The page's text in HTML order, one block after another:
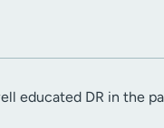
educated DR in the